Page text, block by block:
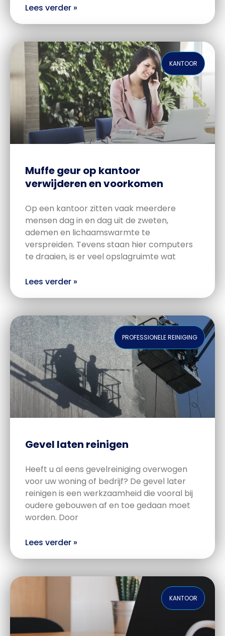
Lees verder »
KANTOOR
Muffe geur op kantoor
verwijderen en voorkomen
Op een kantoor zitten vaak meerdere
mensen dag in en dag uit de zweten,
ademen en lichaamswarmte te
verspreiden. Tevens staan hier computers
te draaien, is er veel opslagruimte wat
Lees verder »
PROFESSIONELE REINIGING
Gevel laten reinigen
Heeft u al eens gevelreiniging overwogen
voor uw woning of bedrijf? De gevel later
reinigen is een werkzaamheid die vooral bij
oudere gebouwen af en toe gedaan moet
worden. Door
Lees verder »
KANTOOR